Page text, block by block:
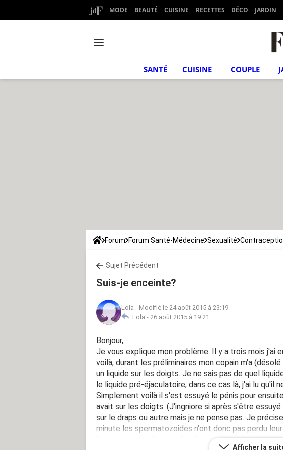
MODE BEAUTÉ CUISINE RECETTES DÉCO JARDIN
SANTÉ CUISINE COUPLE
Forum Forum Santé-Médecine Sexualité
Sujet Précédent
Suis-je enceinte?
Lola - Modifié le 24 août 2015 à 23:19
Lola - 26 août 2015 à 19:21
Bonjour,
Je vous explique mon problème. Il y a trois mois j'ai
voilà, durant les préliminaires mon copain m'a
un liquide sur les doigts. Je ne sais pas de quel
le liquide pré-éjaculatoire, dans ce cas là, j'ai lu qu'il
Simplement voilà il s'est essuyé le pénis pour
avait sur les doigts. (J'ingniore si après s'être
sur le draps ou autre mais je ne pense pas. Je
minute les spermatozoides n'ont donc pas perdu
Afficher la